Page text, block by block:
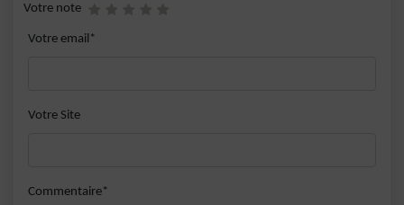
Votre note
Votre email*
Votre Site
Commentaire*